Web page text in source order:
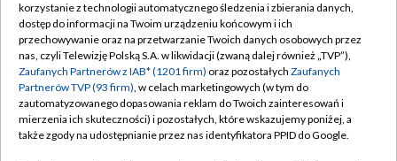
TVP
Abonament TVP
Emisja w TVP
Centrum informacji TVP
Naziemna Telewizja Cyfrowa
Regulamin TVP
Polityka prywatności
Moje zgody
Pomoc
korzystanie z technologii automatycznego śledzenia i zbierania danych,
dostęp do informacji na Twoim urządzeniu końcowym i ich
przechowywanie oraz na przetwarzanie Twoich danych osobowych przez
nas, czyli Telewizję Polską S.A. w likwidacji (zwaną dalej również „TVP”),
Zaufanych Partnerów z IAB* (1201 firm) oraz pozostałych Zaufanych
Partnerów TVP (93 firm), w celach marketingowych (w tym do
zautomatyzowanego dopasowania reklam do Twoich zainteresowań i
mierzenia ich skuteczności) i pozostałych, które wskazujemy poniżej, a
także zgody na udostępnianie przez nas identyfikatora PPID do Google.